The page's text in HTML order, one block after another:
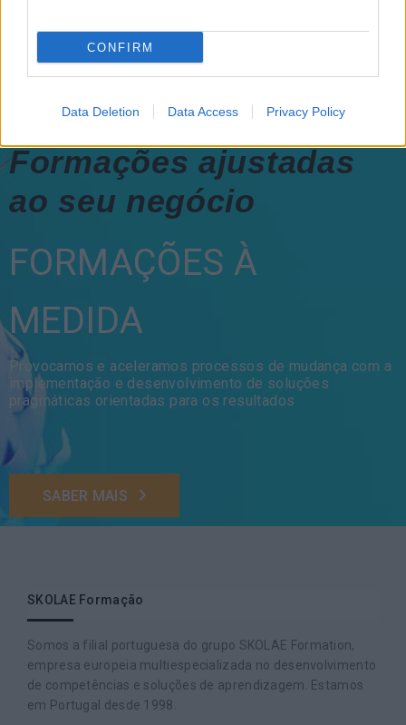
CONFIRM
Data Deletion Data Access Privacy Policy
Formações ajustadas
ao seu negócio
FORMAÇÕES À
MEDIDA
Provocamos e aceleramos processos de mudança com a
implementação e desenvolvimento de soluções
pragmáticas orientadas para os resultados
SABER MAIS
SKOLAE Formação
Somos a filial portuguesa do grupo SKOLAE Formation,
empresa europeia multiespecializada no desenvolvimento
de competências e soluções de aprendizagem. Estamos
em Portugal desde 1998.